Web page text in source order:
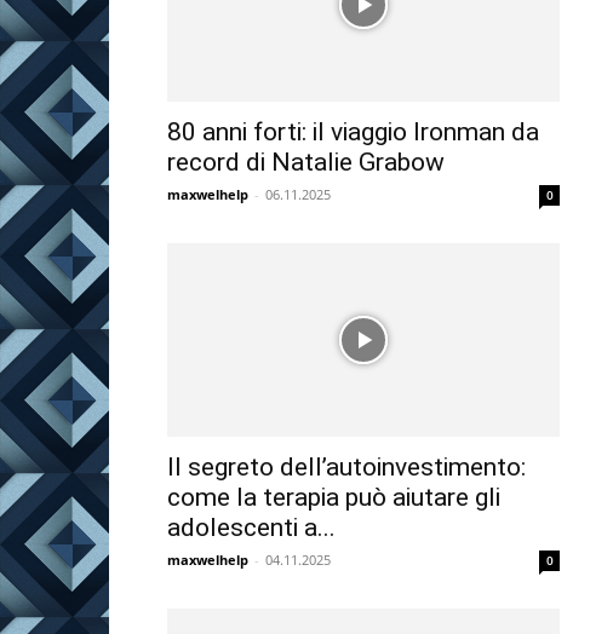
80 anni forti: il viaggio Ironman da
record di Natalie Grabow
maxwelhelp - 06.11.2025 0
Il segreto dell’autoinvestimento:
come la terapia può aiutare gli
adolescenti a...
maxwelhelp - 04.11.2025 0